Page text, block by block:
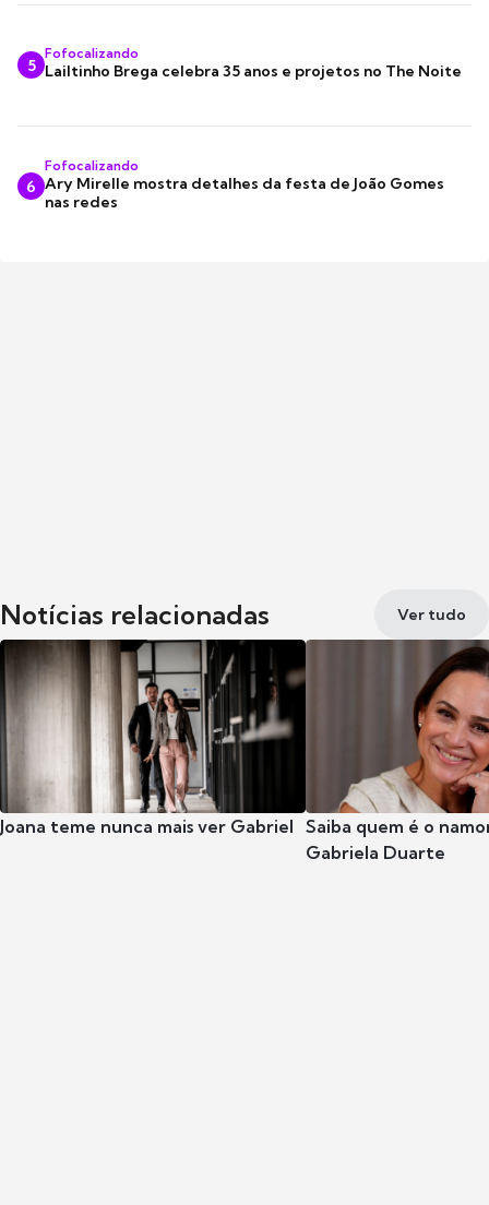
5
Fofocalizando
Lailtinho Brega celebra 35 anos e projetos no The Noite
6
Fofocalizando
Ary Mirelle mostra detalhes da festa de João Gomes
nas redes
Notícias relacionadas Ver tudo
Joana teme nunca mais ver Gabriel Saiba quem é o
Gabriela Duarte